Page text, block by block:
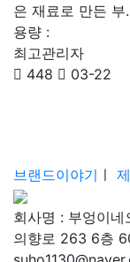
은 재료로 만든 부
용량 :
최고관리자
448
03-22
브랜드이야기 ㅣ
회사명 : 부엉이네
의향로 263 6층